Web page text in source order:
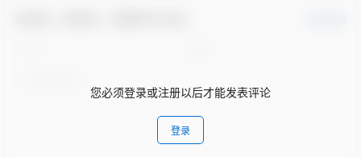
A 文章作者 M 管理员
欢迎您，新朋友，感谢参与互动！